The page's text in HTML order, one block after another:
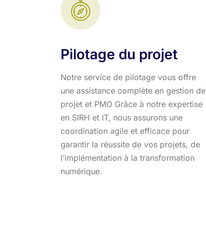
Pilotage du projet
Notre service de pilotage vous offre
une assistance complète en gestion de
projet et PMO Grâce à notre expertise
en SIRH et IT, nous assurons une
coordination agile et efficace pour
garantir la réussite de vos projets, de
l’implémentation à la transformation
numérique.